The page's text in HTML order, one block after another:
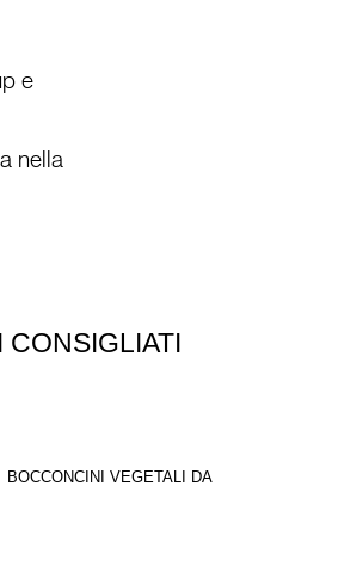
e
nella
CONSIGLIATI
BOCCONCINI VEGETALI DA